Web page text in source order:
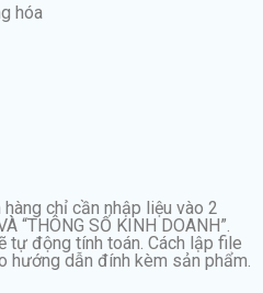
hóa
hàng chỉ cần nhập liệu vào 2
“THÔNG SỐ KINH DOANH”.
tự động tính toán. Cách lập file
hướng dẫn đính kèm sản phẩm.